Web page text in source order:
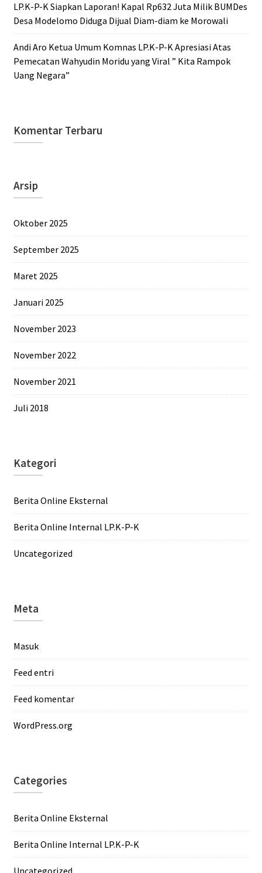
LP.K-P-K Siapkan Laporan! Kapal Rp632 Juta Milik BUMDes
Desa Modelomo Diduga Dijual Diam-diam ke Morowali
Andi Aro Ketua Umum Komnas LP.K-P-K Apresiasi Atas
Pemecatan Wahyudin Moridu yang Viral ” Kita Rampok
Uang Negara”
Komentar Terbaru
Arsip
Oktober 2025
September 2025
Maret 2025
Januari 2025
November 2023
November 2022
November 2021
Juli 2018
Kategori
Berita Online Eksternal
Berita Online Internal LP.K-P-K
Uncategorized
Meta
Masuk
Feed entri
Feed komentar
WordPress.org
Categories
Berita Online Eksternal
Berita Online Internal LP.K-P-K